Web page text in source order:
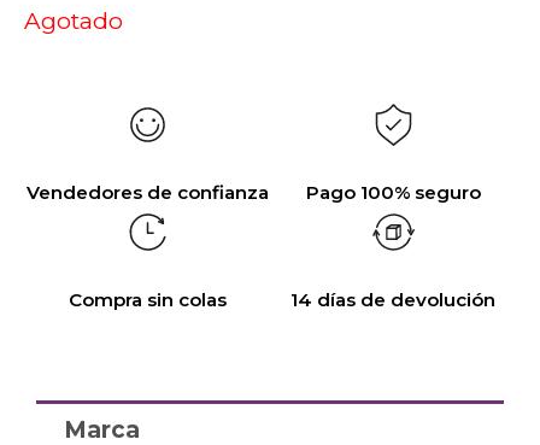
Agotado
Vendedores de confianza Pago 100% seguro
Compra sin colas 14 días de devolución
Marca